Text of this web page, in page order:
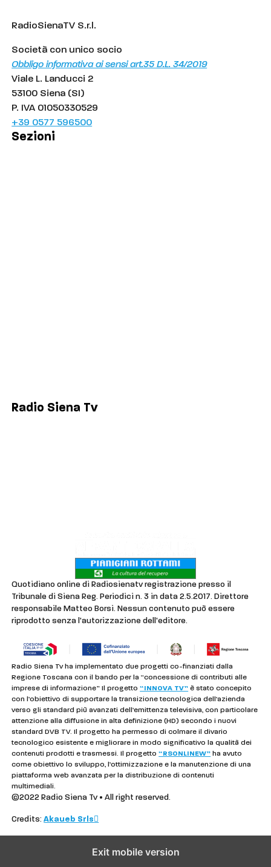
RadioSienaTV S.r.l.
Società con unico socio
Obbligo informativa ai sensi art.35 D.L. 34/2019
Viale L. Landucci 2
53100 Siena (SI)
P. IVA 01050330529
+39 0577 596500
Sezioni
Radio Siena Tv
Quotidiano online di Radiosienatv registrazione presso il
Tribunale di Siena Reg. Periodici n. 3 in data 2.5.2017. Direttore
responsabile Matteo Borsi. Nessun contenuto può essere
riprodotto senza l'autorizzazione dell'editore.
Radio Siena Tv ha implementato due progetti co-finanziati dalla
Regione Toscana con il bando per la “concessione di contributi alle
imprese di informazione” Il progetto“INNOVA TV” è stato concepito
con l’obiettivo di supportare la transizione tecnologica dell’azienda
verso gli standard più avanzati dell’emittenza televisiva, con particolare
attenzione alla diffusione in alta definizione (HD) secondo i nuovi
standard DVB TV. Il progetto ha permesso di colmare il divario
tecnologico esistente e migliorare in modo significativo la qualità dei
contenuti prodotti e trasmessi. Il progetto“RSONLINEW” ha avuto
come obiettivo lo sviluppo, l’ottimizzazione e la manutenzione di una
piattaforma web avanzata per la distribuzione di contenuti
multimediali.
©2022 Radio Siena Tv • All right reserved.
Credits:Akaueb Srls
Exit mobile version